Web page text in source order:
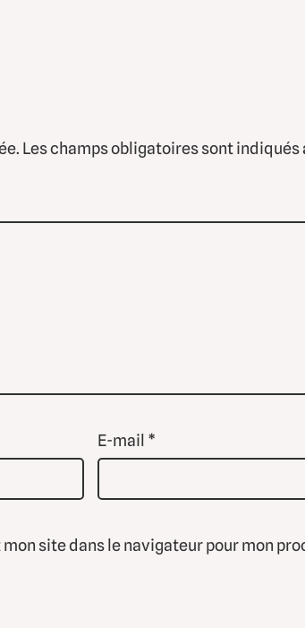
Les champs obligatoires sont indiqués
E-mail *
site dans le navigateur pour mon